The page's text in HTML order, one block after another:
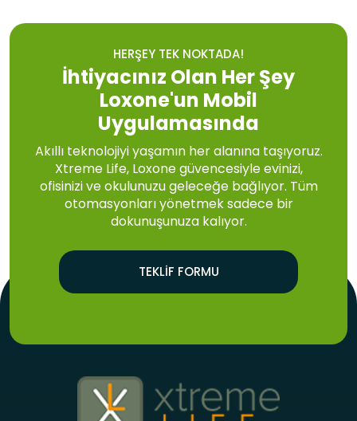
HERŞEY TEK NOKTADA!
İhtiyacınız Olan Her Şey
Loxone'un Mobil
Uygulamasında
Akıllı teknolojiyi yaşamın her alanına taşıyoruz.
Xtreme Life, Loxone güvencesiyle evinizi,
ofisinizi ve okulunuzu geleceğe bağlıyor. Tüm
otomasyonları yönetmek sadece bir
dokunuşunuza kalıyor.
TEKLIF FORMU